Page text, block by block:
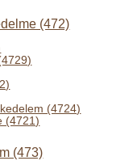
(472)
(4724)
(4721)
(473)